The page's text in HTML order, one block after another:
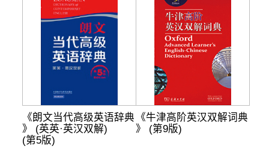
《朗文当代高级英语辞典
》 (英英·英汉双解)
(第5版)
《牛津高阶英汉双解词典
》 (第9版)